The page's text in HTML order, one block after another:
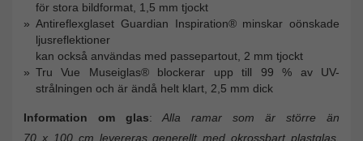
för stora bildformat, 1,5 mm tjockt
Antireflexglaset Guardian Inspiration® minskar oönskade
ljusreflektioner
kan också användas med passepartout, 2 mm tjockt
Tru Vue Museiglas® blockerar upp till 99 % av UV-
strålningen och är ändå helt klart, 2,5 mm dick
Information om glas: Alla ramar som är större än
70 x 100 cm levereras generellt med okrossbart plastglas.